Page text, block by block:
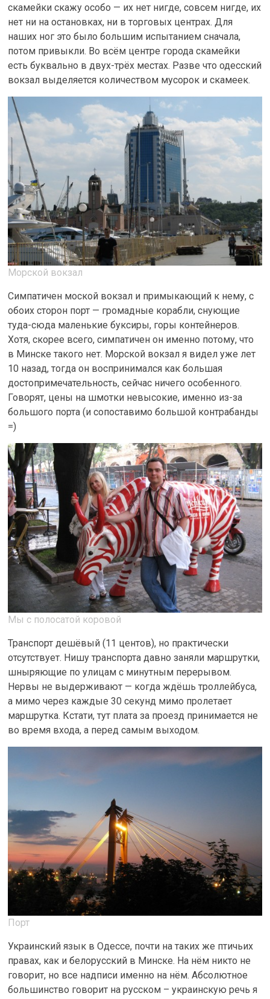
скамейки скажу особо — их нет нигде, совсем нигде, их
нет ни на остановках, ни в торговых центрах. Для
наших ног это было большим испытанием сначала,
потом привыкли. Во всём центре города скамейки
есть буквально в двух-трёх местах. Разве что одесский
вокзал выделяется количеством мусорок и скамеек.
Морской вокзал
Симпатичен моской вокзал и примыкающий к нему, с
обоих сторон порт — громадные корабли, снующие
туда-сюда маленькие буксиры, горы контейнеров.
Хотя, скорее всего, симпатичен он именно потому, что
в Минске такого нет. Морской вокзал я видел уже лет
10 назад, тогда он воспринимался как большая
достопримечательность, сейчас ничего особенного.
Говорят, цены на шмотки невысокие, именно из-за
большого порта (и сопоставимо большой контрабанды
=)
Мы с полосатой коровой
Транспорт дешёвый (11 центов), но практически
отсутствует. Нишу транспорта давно заняли маршрутки,
шныряющие по улицам с минутным перерывом.
Нервы не выдерживают — когда ждёшь троллейбуса,
а мимо через каждые 30 секунд мимо пролетает
маршрутка. Кстати, тут плата за проезд принимается не
во время входа, а перед самым выходом.
Порт
Украинский язык в Одессе, почти на таких же птичьих
правах, как и белорусский в Минске. На нём никто не
говорит, но все надписи именно на нём. Абсолютное
большинство говорит на русском – украинскую речь я